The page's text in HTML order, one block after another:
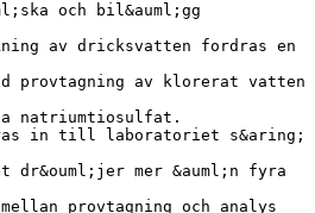
och bil&auml;gg
av dricksvatten fordras en
provtagning av klorerat vatten
natriumtiosulfat.
in till laboratoriet s&aring;
dr&ouml;jer mer &auml;n fyra
provtagning och analys